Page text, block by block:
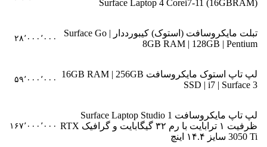
(Surface Laptop 4 Corei7-11 (16GBRAM
تبلت مایکروسافت (استوک) کیبورددار Surface Go |
8GB RAM | 128GB | Pentium
۲۸٬۰۰۰٬۰۰۰
لپ تاپ استوک مایکروسافت 16GB RAM | 256GB
SSD | i7 | Surface 3
۵۹٬۰۰۰٬۰۰۰
لپ تاپ مایکروسافت Surface Laptop Studio 1
ظرفیت ۱ ترابایت با رم ۳۲ گیگابایت و گرافیک RTX
3050 Ti سایز ۱۴.۴ اینچ
۱۶۷٬۰۰۰٬۰۰۰